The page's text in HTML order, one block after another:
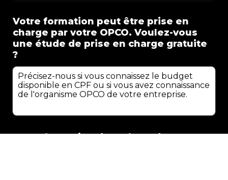
Votre formation peut être prise en
charge par votre OPCO. Voulez-vous
une étude de prise en charge gratuite
?
Cette formation d'une journée en